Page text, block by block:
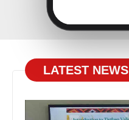
LATEST NEWS